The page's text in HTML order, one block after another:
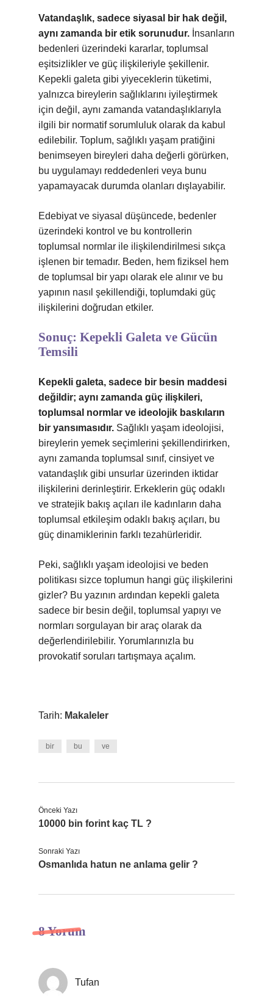
Vatandaşlık, sadece siyasal bir hak değil,
aynı zamanda bir etik sorunudur. İnsanların
bedenleri üzerindeki kararlar, toplumsal
eşitsizlikler ve güç ilişkileriyle şekillenir.
Kepekli galeta gibi yiyeceklerin tüketimi,
yalnızca bireylerin sağlıklarını iyileştirmek
için değil, aynı zamanda vatandaşlıklarıyla
ilgili bir normatif sorumluluk olarak da kabul
edilebilir. Toplum, sağlıklı yaşam pratiğini
benimseyen bireyleri daha değerli görürken,
bu uygulamayı reddedenleri veya bunu
yapamayacak durumda olanları dışlayabilir.
Edebiyat ve siyasal düşüncede, bedenler
üzerindeki kontrol ve bu kontrollerin
toplumsal normlar ile ilişkilendirilmesi sıkça
işlenen bir temadır. Beden, hem fiziksel hem
de toplumsal bir yapı olarak ele alınır ve bu
yapının nasıl şekillendiği, toplumdaki güç
ilişkilerini doğrudan etkiler.
Sonuç: Kepekli Galeta ve Gücün
Temsili
Kepekli galeta, sadece bir besin maddesi
değildir; aynı zamanda güç ilişkileri,
toplumsal normlar ve ideolojik baskıların
bir yansımasıdır. Sağlıklı yaşam ideolojisi,
bireylerin yemek seçimlerini şekillendirirken,
aynı zamanda toplumsal sınıf, cinsiyet ve
vatandaşlık gibi unsurlar üzerinden iktidar
ilişkilerini derinleştirir. Erkeklerin güç odaklı
ve stratejik bakış açıları ile kadınların daha
toplumsal etkileşim odaklı bakış açıları, bu
güç dinamiklerinin farklı tezahürleridir.
Peki, sağlıklı yaşam ideolojisi ve beden
politikası sizce toplumun hangi güç ilişkilerini
gizler? Bu yazının ardından kepekli galeta
sadece bir besin değil, toplumsal yapıyı ve
normları sorgulayan bir araç olarak da
değerlendirilebilir. Yorumlarınızla bu
provokatif soruları tartışmaya açalım.
Tarih: Makaleler
bir bu ve
Önceki Yazı
10000 bin forint kaç TL ?
Sonraki Yazı
Osmanlıda hatun ne anlama gelir ?
8 Yorum
Tufan